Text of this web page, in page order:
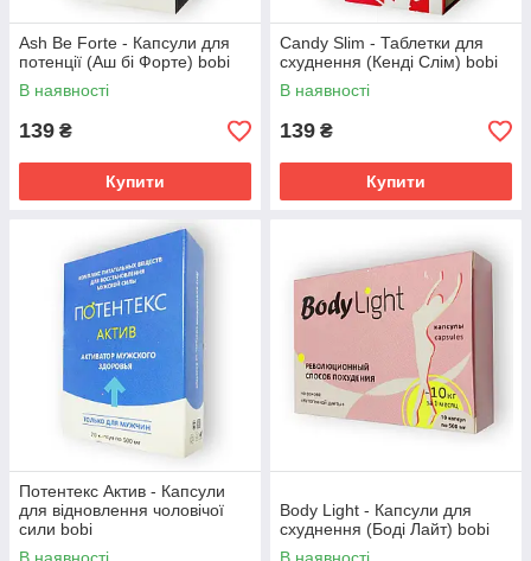
Ash Be Forte - Капсули для
потенції (Аш бі Форте) bobi
В наявності
139 ₴
Купити
Сandy Slim - Таблетки для
схуднення (Кенді Слім) bobi
В наявності
139 ₴
Купити
Потентекс Актив - Капсули
для відновлення чоловічої
сили bobi
Body Light - Капсули для
схуднення (Боді Лайт) bobi